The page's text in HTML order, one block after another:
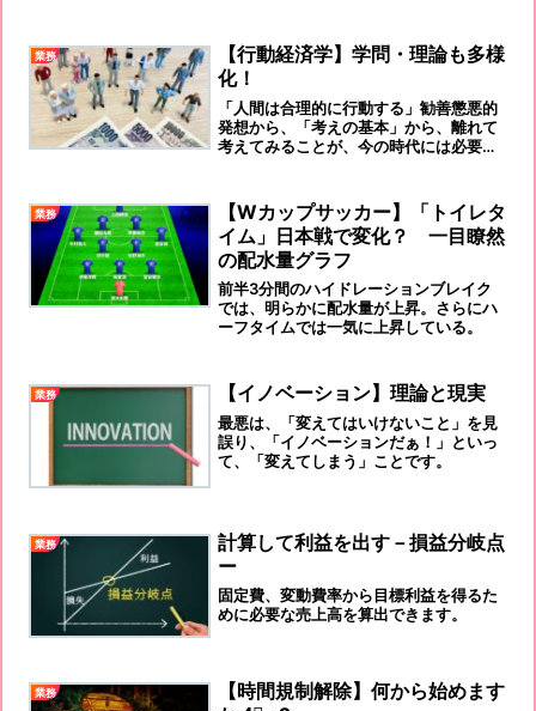
業務
【行動経済学】学問・理論も多様
化！
「人間は合理的に行動する」勧善懲悪的
発想から、「考えの基本」から、離れて
考えてみることが、今の時代には必要で
業務
【Wカップサッカー】「トイレタ
イム」日本戦で変化？ 一目瞭然
の配水量グラフ
前半3分間のハイドレーションブレイク
では、明らかに配水量が上昇。さらにハ
ーフタイムでは一気に上昇している。
業務 【イノベーション】理論と現実
最悪は、「変えてはいけないこと」を見
誤り、「イノベーションだぁ！」といっ
て、「変えてしまう」ことです。
業務
計算して利益を出す－損益分岐点
ー
固定費、変動費率から目標利益を得るた
めに必要な売上高を算出できます。
業務
【時間規制解除】何から始めます